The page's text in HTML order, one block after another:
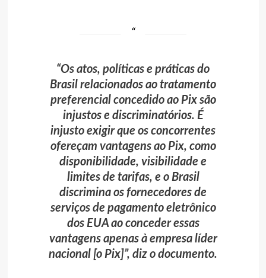
“Os atos, políticas e práticas do
Brasil relacionados ao tratamento
preferencial concedido ao Pix são
injustos e discriminatórios. É
injusto exigir que os concorrentes
ofereçam vantagens ao Pix, como
disponibilidade, visibilidade e
limites de tarifas, e o Brasil
discrimina os fornecedores de
serviços de pagamento eletrônico
dos EUA ao conceder essas
vantagens apenas à empresa líder
nacional [o Pix]”, diz o documento.